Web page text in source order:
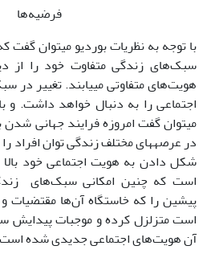
فرضیه‌ها
با توجه به نظریات بوردیو می‏توان گفت
سبک‌های ‌زندگی متفاوت خود را از
هویت‌های متفاوتی می‏یابند. تغییر در
اجتماعی را به دنبال خواهد داشت. و
می‏توان گفت امروزه فرایند جهانی
در عرصه‏های مختلف زندگی توان افراد
شکل دادن به هویت اجتماعی خود
است که چنین امکانی سبک‌های
پیشین را که خاستگاه آن‌ها مقتضیات
است متزلزل کرده و موجبات پیدایش
آن هویت‌های اجتماعی جدیدی شده